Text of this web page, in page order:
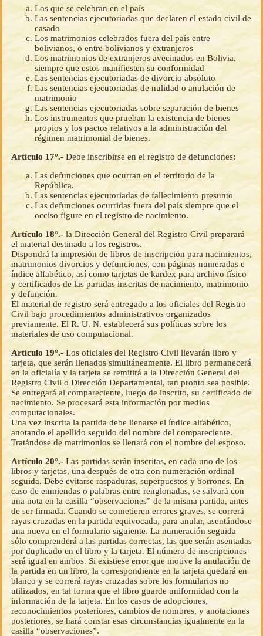
Los que se celebran en el país
Las sentencias ejecutoriadas que declaren el estado civil de
casado
Los matrimonios celebrados fuera del país entre
bolivianos, o entre bolivianos y extranjeros
Los matrimonios de extranjeros avecinados en Bolivia,
siempre que estos manifiesten su conformidad
Las sentencias ejecutoriadas de divorcio absoluto
Las sentencias ejecutoriadas de nulidad o anulación de
matrimonio
Las sentencias ejecutoriadas sobre separación de bienes
Los instrumentos que prueban la existencia de bienes
propios y los pactos relativos a la administración del
régimen matrimonial de bienes.
Artículo 17°.- Debe inscribirse en el registro de defunciones:
Las defunciones que ocurran en el territorio de la
República.
Las sentencias ejecutoriadas de fallecimiento presunto
Las defunciones ocurridas fuera del país siempre que el
occiso figure en el registro de nacimiento.
Artículo 18°.- la Dirección General del Registro Civil preparará
el material destinado a los registros.
Dispondrá la impresión de libros de inscripción para nacimientos,
matrimonios divorcios y defunciones, con páginas numeradas e
índice alfabético, así como tarjetas de kardex para archivo físico
y certificados de las partidas inscritas de nacimiento, matrimonio
y defunción.
El material de registro será entregado a los oficiales del Registro
Civil bajo procedimientos administrativos organizados
previamente. El R. U. N. establecerá sus políticas sobre los
materiales de uso computacional.
Artículo 19°.- Los oficiales del Registro Civil llevarán libro y
tarjeta, que serán llenados simultáneamente. El libro permanecerá
en la oficialía y la tarjeta se remitirá a la Dirección General del
Registro Civil o Dirección Departamental, tan pronto sea posible.
Se entregará al compareciente, luego de inscrito, su certificado de
nacimiento. Se procesará esta información por medios
computacionales.
Una vez inscrita la partida debe llenarse el índice alfabético,
anotando el apellido seguido del nombre del compareciente.
Tratándose de matrimonios se llenará con el nombre del esposo.
Artículo 20°.- Las partidas serán inscritas, en cada uno de los
libros y tarjetas, una después de otra con numeración ordinal
seguida. Debe evitarse raspaduras, superpuestos y borrones. En
caso de enmiendas o palabras entre renglonadas, se salvará con
una nota en la casilla “observaciones” de la misma partida, antes
de ser firmada. Cuando se cometieren errores graves, se correrá
rayas cruzadas en la partida equivocada, para anular, asentándose
una nueva en el formulario siguiente. La numeración seguida
sólo comprenderá a las partidas correctas, las que serán asentadas
por duplicado en el libro y la tarjeta. El número de inscripciones
será igual en ambos. Si existiese error que motive la anulación de
la partida en un libro, la correspondiente en la tarjeta quedará en
blanco y se correrá rayas cruzadas sobre los formularios no
utilizados, en tal forma que el libro guarde uniformidad con la
información de la tarjeta. En los casos de adopciones,
reconocimientos posteriores, cambios de nombres, y anotaciones
posteriores, se hará constar esas circunstancias igualmente en la
casilla “observaciones”.